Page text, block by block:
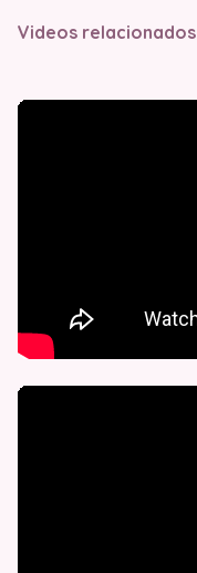
Videos relacionados